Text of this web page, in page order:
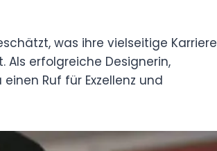
was ihre vielseitige Karriere
erfolgreiche Designerin,
Ruf für Exzellenz und